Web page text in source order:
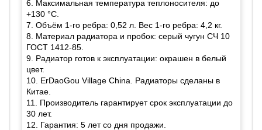
6. Максимальная температура теплоносителя: до
+130 °С.
7. Объём 1-го ребра: 0,52 л. Вес 1-го ребра: 4,2 кг.
8. Материал радиатора и пробок: серый чугун СЧ 10
ГОСТ 1412-85.
9. Радиатор готов к эксплуатации: окрашен в белый
цвет.
10. ErDaoGou Village China. Радиаторы сделаны в
Китае.
11. Производитель гарантирует срок эксплуатации до
30 лет.
12. Гарантия: 5 лет со дня продажи.